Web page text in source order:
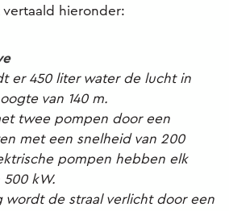
hieronder:
er 450 liter water de lucht in
van 140 m.
twee pompen door een
met een snelheid van 200
pompen hebben elk
kW.
wordt de straal verlicht door een